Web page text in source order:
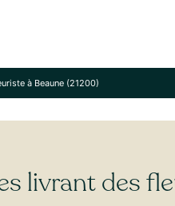
à Beaune (21200)
livrant des